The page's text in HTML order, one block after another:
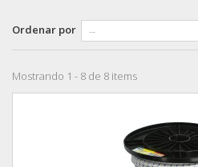
Ordenar por
Mostrando 1 - 8 de 8 items